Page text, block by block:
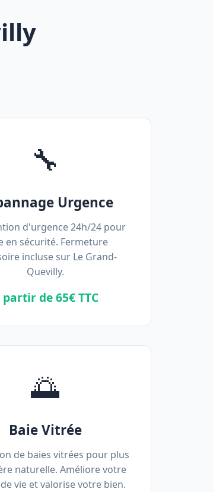
🔧
Urgence
d'urgence 24h/24 pour
en sécurité. Fermeture
incluse sur Le Grand-
Quevilly.
partir de 65€ TTC
🌅
Baie Vitrée
de baies vitrées pour plus
naturelle. Améliore votre
vie et valorise votre bien.